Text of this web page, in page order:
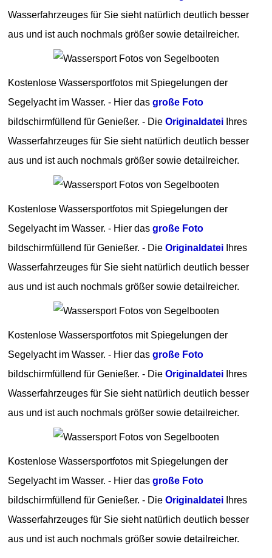
Wasserfahrzeuges für Sie sieht natürlich deutlich besser
aus und ist auch nochmals größer sowie detailreicher.
Kostenlose Wassersportfotos mit Spiegelungen der
Segelyacht im Wasser. - Hier dasgroße Foto
bildschirmfüllend für Genießer. - DieOriginaldatei Ihres
Wasserfahrzeuges für Sie sieht natürlich deutlich besser
aus und ist auch nochmals größer sowie detailreicher.
Kostenlose Wassersportfotos mit Spiegelungen der
Segelyacht im Wasser. - Hier dasgroße Foto
bildschirmfüllend für Genießer. - DieOriginaldatei Ihres
Wasserfahrzeuges für Sie sieht natürlich deutlich besser
aus und ist auch nochmals größer sowie detailreicher.
Kostenlose Wassersportfotos mit Spiegelungen der
Segelyacht im Wasser. - Hier dasgroße Foto
bildschirmfüllend für Genießer. - DieOriginaldatei Ihres
Wasserfahrzeuges für Sie sieht natürlich deutlich besser
aus und ist auch nochmals größer sowie detailreicher.
Kostenlose Wassersportfotos mit Spiegelungen der
Segelyacht im Wasser. - Hier dasgroße Foto
bildschirmfüllend für Genießer. - DieOriginaldatei Ihres
Wasserfahrzeuges für Sie sieht natürlich deutlich besser
aus und ist auch nochmals größer sowie detailreicher.